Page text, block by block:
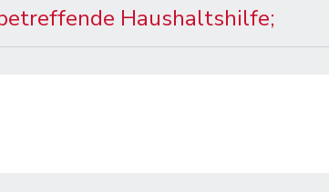
Haushaltshilfe;